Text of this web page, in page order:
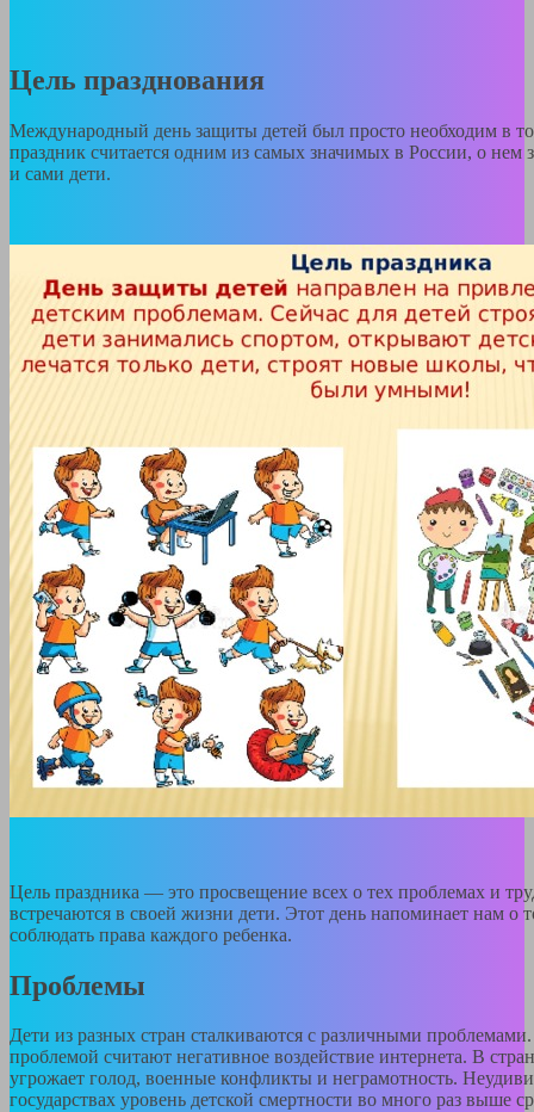
Цель празднования
Международный день защиты детей был просто необходим в
праздник считается одним из самых значимых в России, о нем
и сами дети.
Цель праздника — это просвещение всех о тех проблемах и
встречаются в своей жизни дети. Этот день напоминает нам о
соблюдать права каждого ребенка.
Проблемы
Дети из разных стран сталкиваются с различными
проблемой считают негативное воздействие интернета. В
угрожает голод, военные конфликты и неграмотность.
государствах уровень детской смертности во много раз выше